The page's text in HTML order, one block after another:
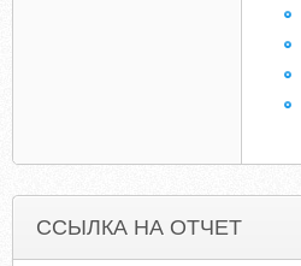
ССЫЛКА НА ОТЧЕТ